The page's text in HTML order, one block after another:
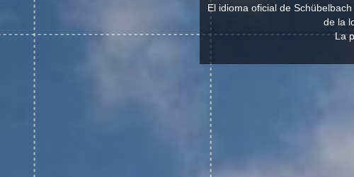
El idioma oficial de
de la
La